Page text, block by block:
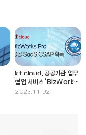
kt cloud, 공공기관 업무
협업 서비스 ‘BizWorks
Pro’ CSAP 획득
2023.11.02